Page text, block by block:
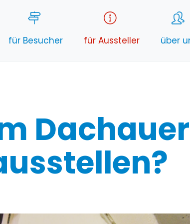
für Besucher für Aussteller über
Dachauer